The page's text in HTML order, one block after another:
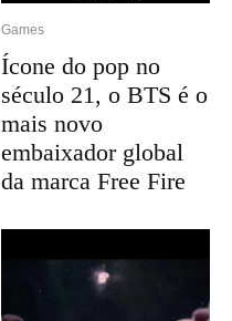
Games
Ícone do pop no
século 21, o BTS é o
mais novo
embaixador global
da marca Free Fire